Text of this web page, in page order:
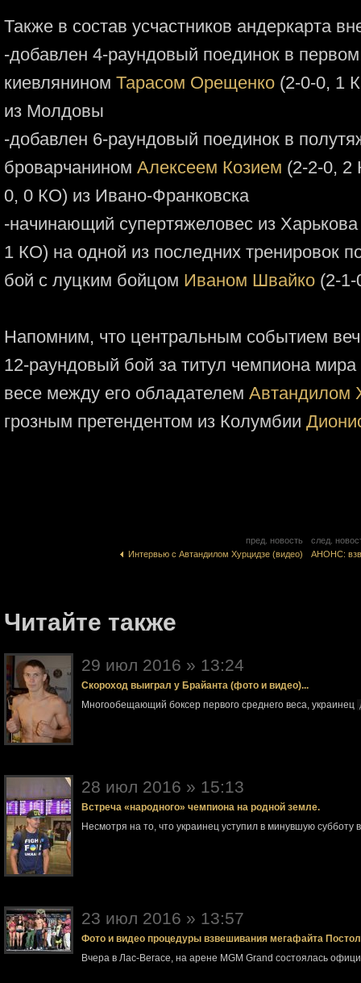
Также в состав усчастников андеркарта
-добавлен 4-раундовый поединок в
киевлянином Тарасом Орещенко (2-0-0, 1
из Молдовы
-добавлен 6-раундовый поединок в
броварчанином Алексеем Козием (2-2-0,
0, 0 КО) из Ивано-Франковска
-начинающий супертяжеловес из
1 КО) на одной из последних тренировок
бой с луцким бойцом Иваном Швайко (2-
Напомним, что центральным событием
12-раундовый бой за титул чемпиона
весе между его обладателем Автандилом
грозным претендентом из Колумбии
пред. новость
Интервью с Автандилом Хурцидзе (видео)
след.
АНОНС:
Читайте также
29 июл 2016 » 13:24
Скороход выиграл у Брайанта (фото и видео)...
Многообещающий боксер первого среднего веса, украинец
28 июл 2016 » 15:13
Встреча «народного» чемпиона на родной земле.
Несмотря на то, что украинец уступил в минувшую субботу
23 июл 2016 » 13:57
Фото и видео процедуры взвешивания мегафайта
Вчера в Лас-Вегасе, на арене MGM Grand состоялась